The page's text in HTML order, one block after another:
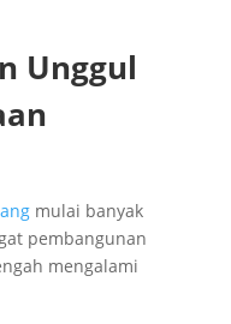
Unggul
mulai banyak
pembangunan
mengalami